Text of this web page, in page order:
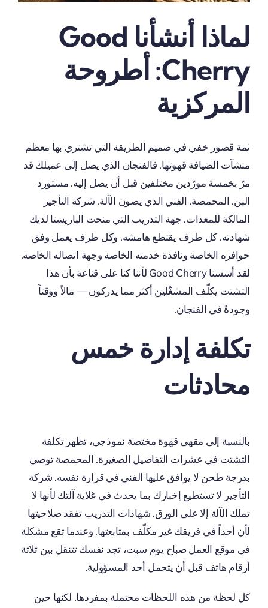
لماذا أنشأنا Good
Cherry: أطروحة
المركزية
ثمة قصور خفي في صميم الطريقة التي تشتري بها معظم
منشآت الضيافة قهوتها. فالفنجان الذي يصل إلى عميلك قد
مرّ بخمسة مورّدين مختلفين قبل أن يصل إليه. مستورد
البن. المحمصة. الفني الذي يصون الآلة. شركة التأجير
المالكة للمعدات. جهة التدريب التي منحت الباريستا لديك
شهادته. كل طرف يقتطع هامشه. وكل طرف يعمل وفق
حوافزه الخاصة ونافذة خدمته الخاصة وجهة اتصاله الخاصة.
لقد أسسنا Good Cherry لأننا كنا على قناعة بأن هذا
التشتت يكلّف المشغّلين أكثر مما يدركون — مالاً ووقتاً
وجودةً في الفنجان.
تكلفة إدارة خمس
محادثات
بالنسبة إلى مقهى قهوة مختصة نموذجي، تظهر تكلفة
التشتت في عشرات التفاصيل الصغيرة. المحمصة توصي
بدرجة طحن لا يوافق عليها الفني في قرارة نفسه. شركة
التأجير لا تستطيع إخبارك بما يحدث في غلاية آلتك لأنها لا
تملك الآلة إلا على الورق. شهادات التدريب تفقد صلاحيتها
لأن أحداً في فريقك غير مكلّف بمتابعتها. وعندما تقع مشكلة
في موقع العمل صباح يوم سبت، تجد نفسك تتنقل بين ثلاثة
أرقام هاتف قبل أن يتحمل أحد المسؤولية.
كل لحظة من هذه اللحظات محتملة بمفردها. لكنها حين